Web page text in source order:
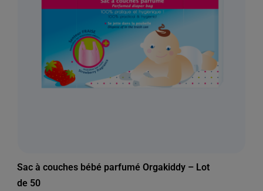
Sac à couches bébé parfumé Orgakiddy – Lot
de 50